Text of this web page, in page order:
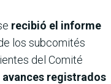
recibió el informe
los subcomités
del Comité
registrados